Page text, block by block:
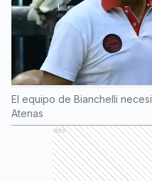
El equipo de Bianchelli
Atenas
Ads